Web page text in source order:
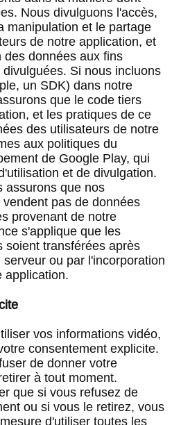
Nous divulguons l'accès,
manipulation et le partage
de notre application, et
des données aux fins
Si nous incluons
un SDK) dans notre
que le code tiers
et les pratiques de ce
des utilisateurs de notre
aux politiques du
de Google Play, qui
et de divulgation.
assurons que nos
pas de données
provenant de notre
s'applique que les
soient transférées après
ou par l'incorporation
application.
vos informations vidéo,
consentement explicite.
de donner votre
à tout moment.
que si vous refusez de
ou si vous le retirez, vous
d'utiliser toutes les